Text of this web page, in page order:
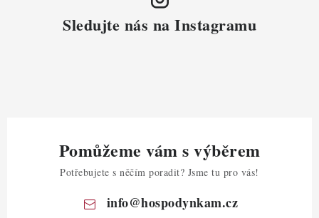
Sledujte nás na Instagramu
Pomůžeme vám s výběrem
Potřebujete s něčím poradit? Jsme tu pro vás!
info@hospodynkam.cz